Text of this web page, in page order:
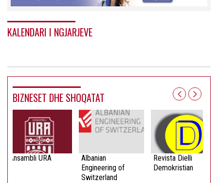
KALENDARI I NGJARJEVE
BIZNESET DHE SHOQATAT
Ansambli URA
Albanian
Engineering of
Switzerland
Revista Dielli
Demokristian